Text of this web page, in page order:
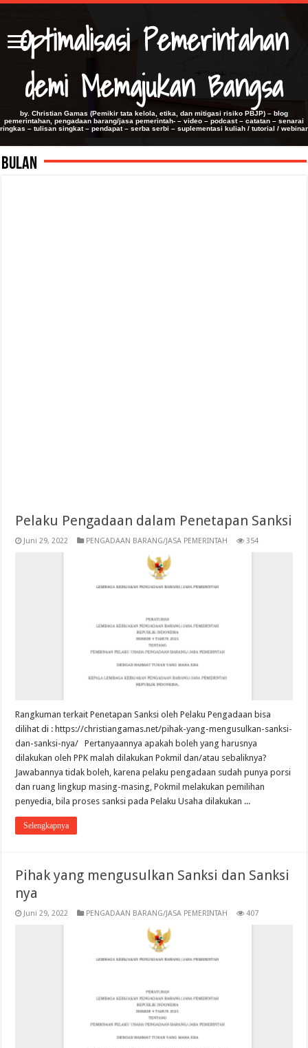
Optimalisasi Pemerintahan
demi Memajukan Bangsa
by. Christian Gamas (Pemikir tata kelola, etika, dan mitigasi risiko PBJP) – blog
pemerintahan, pengadaan barang/jasa pemerintah- – video – podcast – catatan – senarai
ringkas – tulisan singkat – pendapat – serba serbi – suplementasi kuliah / tutorial / webinar
Bulan
Pelaku Pengadaan dalam Penetapan Sanksi
Juni 29, 2022 PENGADAAN BARANG/JASA PEMERINTAH 354
Rangkuman terkait Penetapan Sanksi oleh Pelaku Pengadaan bisa
dilihat di : https://christiangamas.net/pihak-yang-mengusulkan-sanksi-
dan-sanksi-nya/ Pertanyaannya apakah boleh yang harusnya
dilakukan oleh PPK malah dilakukan Pokmil dan/atau sebaliknya?
Jawabannya tidak boleh, karena pelaku pengadaan sudah punya porsi
dan ruang lingkup masing-masing, Pokmil melakukan pemilihan
penyedia, bila proses sanksi pada Pelaku Usaha dilakukan ...
Selengkapnya
Pihak yang mengusulkan Sanksi dan Sanksi
nya
Juni 29, 2022 PENGADAAN BARANG/JASA PEMERINTAH 407